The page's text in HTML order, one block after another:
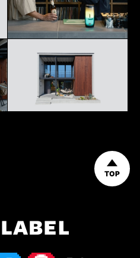
TOP